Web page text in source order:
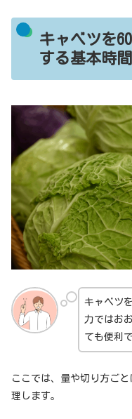
キャベツを
する基本時
キャベツ
力ではお
ても便利で
ここでは、量や切り方ご
理します。